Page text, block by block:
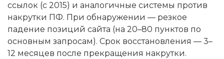
ссылок (с 2015) и аналогичные системы против
накрутки ПФ. При обнаружении — резкое
падение позиций сайта (на 20–80 пунктов по
основным запросам). Срок восстановления — 3–
12 месяцев после прекращения накрутки.